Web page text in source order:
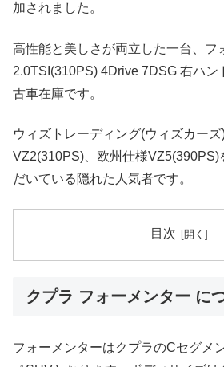
加されました。
高性能と美しさが両立した一台、フ
2.0TSI(310PS) 4Drive 7DSG 右ハン
古車在庫です。
ウィズトレーディング(ウィズカー
VZ2(310PS)、欧州仕様VZ5(390PS)
だいている隠れた人気者です。
目次
クプラ フォーメンター に
フォーメンターはクプラのCセグメ